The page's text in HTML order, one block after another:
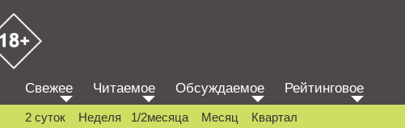
Свежее Читаемое Обсуждаемое Рейтинговое
2 суток Неделя 1/2месяца Месяц Квартал